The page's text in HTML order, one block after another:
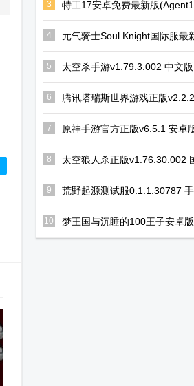
3
特工17安卓免费最新版
安卓版
4
元气骑士Soul Knight国际服最
安卓最新版
5 太空杀手游v1.79.3.002 中文版
6
腾讯塔瑞斯世界游戏正版
版
7 原神手游官方正版v6.5.1 安卓
8 太空狼人杀正版v1.76.30.002
9 荒野起源测试服0.1.1.30787
10
梦王国与沉睡的100王子安卓
方版